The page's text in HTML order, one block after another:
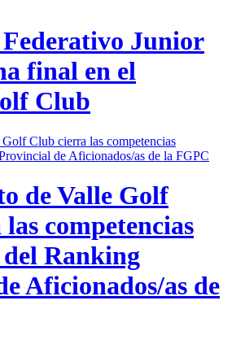
Junior
final en el
Club
de Valle Golf
competencias
Ranking
Aficionados/as de